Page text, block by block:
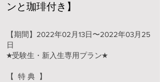
ンと珈琲付き】
【期間】2022年02月13日〜2022年03月25
日
★受験生・新入生専用プラン★
【 特 典 】